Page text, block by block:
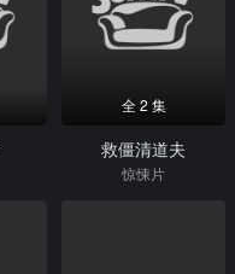
全 2 集
救僵清道夫
惊悚片